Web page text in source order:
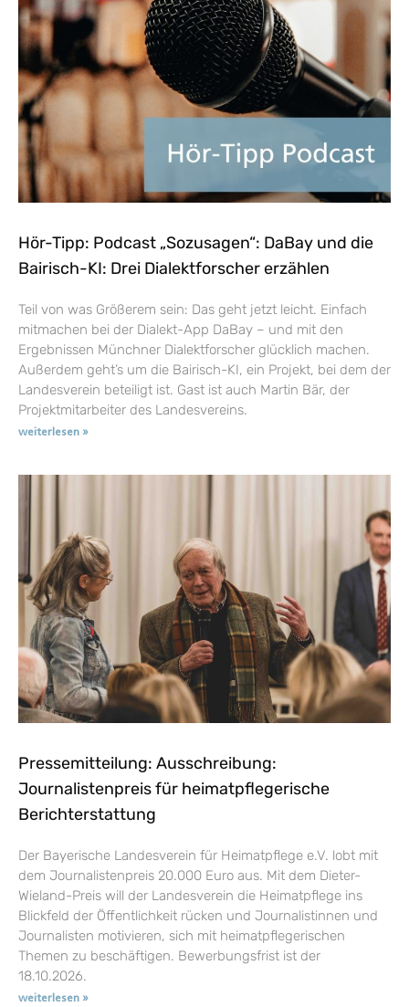
Hör-Tipp: Podcast „Sozusagen“: DaBay und die
Bairisch-KI: Drei Dialektforscher erzählen
Teil von was Größerem sein: Das geht jetzt leicht. Einfach
mitmachen bei der Dialekt-App DaBay – und mit den
Ergebnissen Münchner Dialektforscher glücklich machen.
Außerdem geht’s um die Bairisch-KI, ein Projekt, bei dem der
Landesverein beteiligt ist. Gast ist auch Martin Bär, der
Projektmitarbeiter des Landesvereins.
weiterlesen »
Pressemitteilung: Ausschreibung:
Journalistenpreis für heimatpflegerische
Berichterstattung
Der Bayerische Landesverein für Heimatpflege e.V. lobt mit
dem Journalistenpreis 20.000 Euro aus. Mit dem Dieter-
Wieland-Preis will der Landesverein die Heimatpflege ins
Blickfeld der Öffentlichkeit rücken und Journalistinnen und
Journalisten motivieren, sich mit heimatpflegerischen
Themen zu beschäftigen. Bewerbungsfrist ist der
18.10.2026.
weiterlesen »